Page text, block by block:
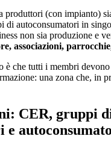
produttori (con impianto)
di autoconsumatori in
non sia produzione e
associazioni,
che tutti i membri devono
una zona che, in
CER, gruppi
e